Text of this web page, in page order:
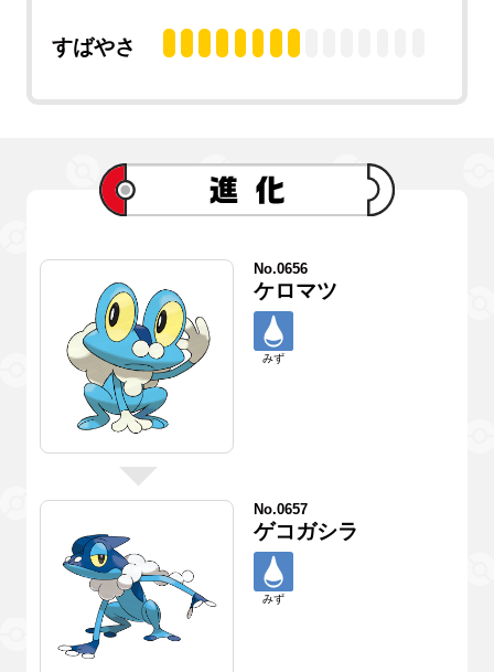
すばやさ
No.0656
ケロマツ
みず
No.0657
ゲコガシラ
みず